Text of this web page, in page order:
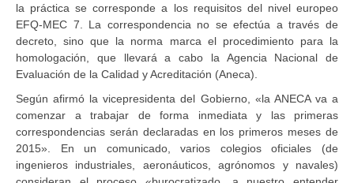
la práctica se corresponde a los requisitos del nivel europeo
EFQ-MEC 7. La correspondencia no se efectúa a través de
decreto, sino que la norma marca el procedimiento para la
homologación, que llevará a cabo la Agencia Nacional de
Evaluación de la Calidad y Acreditación (Aneca).
Según afirmó la vicepresidenta del Gobierno, «la ANECA va a
comenzar a trabajar de forma inmediata y las primeras
correspondencias serán declaradas en los primeros meses de
2015». En un comunicado, varios colegios oficiales (de
ingenieros industriales, aeronáuticos, agrónomos y navales)